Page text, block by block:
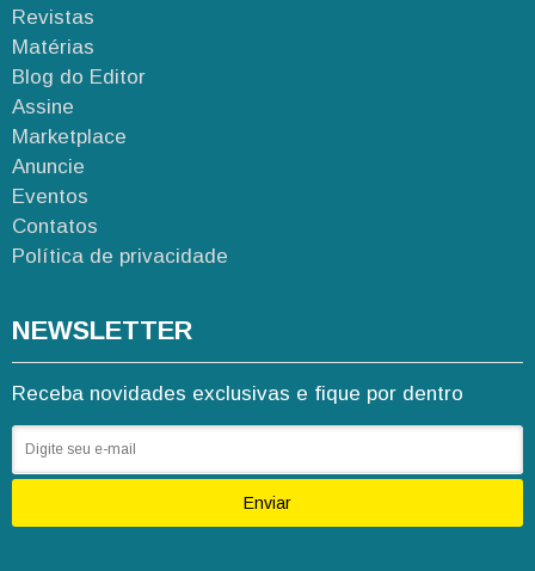
Revistas
Matérias
Blog do Editor
Assine
Marketplace
Anuncie
Eventos
Contatos
Política de privacidade
NEWSLETTER
Receba novidades exclusivas e fique por dentro
Enviar